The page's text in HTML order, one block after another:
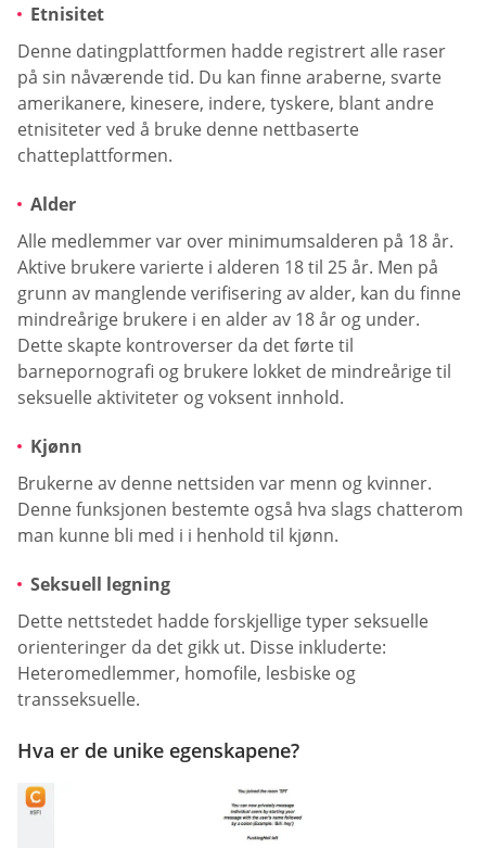
Etnisitet
Denne datingplattformen hadde registrert alle raser
på sin nåværende tid. Du kan finne araberne, svarte
amerikanere, kinesere, indere, tyskere, blant andre
etnisiteter ved å bruke denne nettbaserte
chatteplattformen.
Alder
Alle medlemmer var over minimumsalderen på 18 år.
Aktive brukere varierte i alderen 18 til 25 år. Men på
grunn av manglende verifisering av alder, kan du finne
mindreårige brukere i en alder av 18 år og under.
Dette skapte kontroverser da det førte til
barnepornografi og brukere lokket de mindreårige til
seksuelle aktiviteter og voksent innhold.
Kjønn
Brukerne av denne nettsiden var menn og kvinner.
Denne funksjonen bestemte også hva slags chatterom
man kunne bli med i i henhold til kjønn.
Seksuell legning
Dette nettstedet hadde forskjellige typer seksuelle
orienteringer da det gikk ut. Disse inkluderte:
Heteromedlemmer, homofile, lesbiske og
transseksuelle.
Hva er de unike egenskapene?